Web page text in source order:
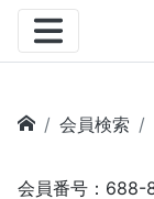
会員検索
会員番号：688-